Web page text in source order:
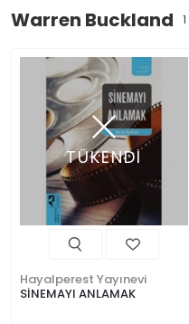
Warren Buckland 1
TÜKENDİ
Hayalperest Yayınevi
SİNEMAYI ANLAMAK